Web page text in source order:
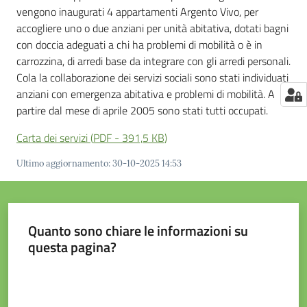
vengono inaugurati 4 appartamenti Argento Vivo, per
accogliere uno o due anziani per unità abitativa, dotati bagni
con doccia adeguati a chi ha problemi di mobilità o è in
carrozzina, di arredi base da integrare con gli arredi personali.
Cola la collaborazione dei servizi sociali sono stati individuati
anziani con emergenza abitativa e problemi di mobilità. A
partire dal mese di aprile 2005 sono stati tutti occupati.
Carta dei servizi(PDF - 391,5 KB)
Ultimo aggiornamento:30-10-2025 14:53
Quanto sono chiare le informazioni su
questa pagina?